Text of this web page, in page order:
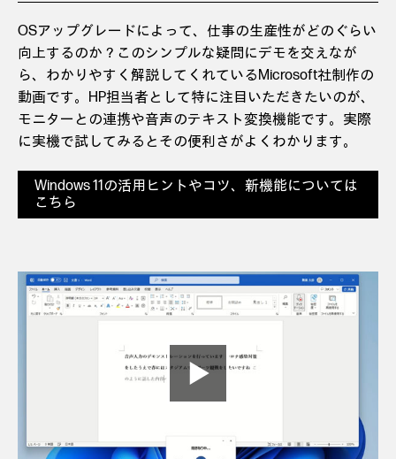
OSアップグレードによって、仕事の生産性がどのぐらい
向上するのか？このシンプルな疑問にデモを交えなが
ら、わかりやすく解説してくれているMicrosoft社制作の
動画です。HP担当者として特に注目いただきたいのが、
モニターとの連携や音声のテキスト変換機能です。実際
に実機で試してみるとその便利さがよくわかります。
Windows 11の活用ヒントやコツ、新機能については
こちら